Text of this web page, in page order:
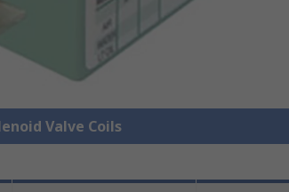
Valve Coils